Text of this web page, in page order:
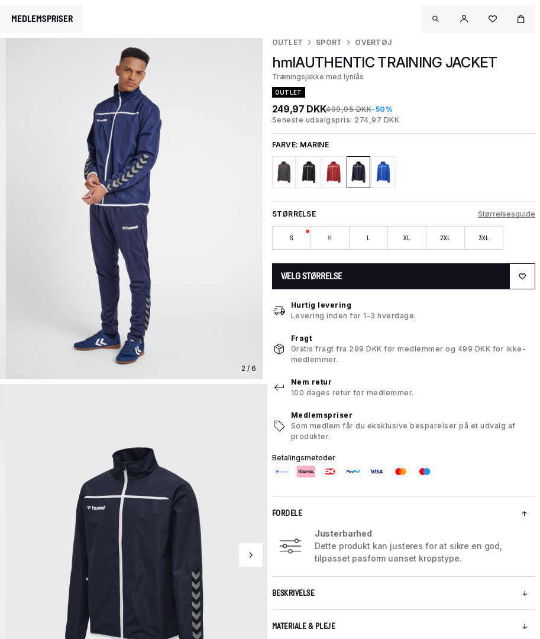
MEDLEMSPRISER
2 / 6
OUTLET SPORT OVERTØJ
hmlAUTHENTIC TRAINING JACKET
Træningsjakke med lynlås
OUTLET
249,97 DKK499,95 DKK-50%
Seneste udsalgspris: 274,97 DKK
FARVE: MARINE
STØRRELSE Størrelsesguide
S M L XL 2XL 3XL
VÆLG STØRRELSE
Hurtig levering
Levering inden for 1-3 hverdage.
Fragt
Gratis fragt fra 299 DKK for medlemmer og 499 DKK for ikke-
medlemmer.
Nem retur
100 dages retur for medlemmer.
Medlemspriser
Som medlem får du eksklusive besparelser på et udvalg af
produkter.
Betalingsmetoder
FORDELE
Justerbarhed
Dette produkt kan justeres for at sikre en god,
tilpasset pasform uanset kropstype.
BESKRIVELSE
MATERIALE & PLEJE